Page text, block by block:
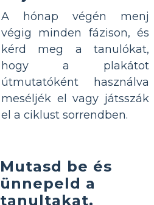
A hónap végén menj
végig minden fázison, és
kérd meg a tanulókat,
hogy a plakátot
útmutatóként használva
meséljék el vagy játsszák
el a ciklust sorrendben.
Mutasd be és
ünnepeld a
tanultakat.